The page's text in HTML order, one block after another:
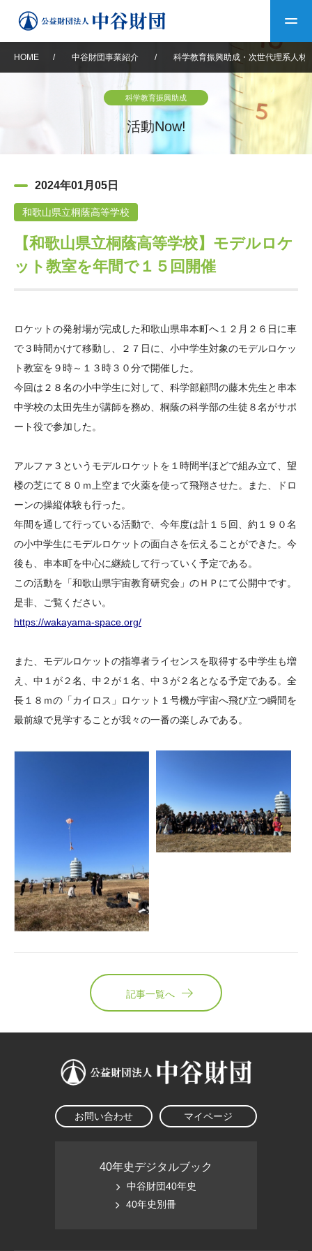
中谷財団について
設立趣意書
沿革 40年史デジタルブック
中谷財団40年史
役員・評議員 公開情報
年報一覧 中谷財団レポート
中谷財団事業紹介
神戸賞 長期大型研究助成
大学院生奨学金
国際学生交流プログラ
ム
科学教育振興助成・
次世代理系人材育成プ
ログラム助成
中谷財団動画紹介
その他情報
アクセス よくあるご質問
サイトマップ 中谷財団アーカイブ
日本語 English
HOME / 中谷財団事業紹介 / 科学教育振興助成・次世代理系人材
科学教育振興助成
活動Now!
2024年01月05日
和歌山県立桐蔭高等学校
【和歌山県立桐蔭高等学校】モデルロケ
ット教室を年間で１５回開催
ロケットの発射場が完成した和歌山県串本町へ１２月２６日に車
で３時間かけて移動し、２７日に、小中学生対象のモデルロケッ
ト教室を９時～１３時３０分で開催した。
今回は２８名の小中学生に対して、科学部顧問の藤木先生と串本
中学校の太田先生が講師を務め、桐蔭の科学部の生徒８名がサポ
ート役で参加した。
アルファ３というモデルロケットを１時間半ほどで組み立て、望
楼の芝にて８０ｍ上空まで火薬を使って飛翔させた。また、ドロ
ーンの操縦体験も行った。
年間を通して行っている活動で、今年度は計１５回、約１９０名
の小中学生にモデルロケットの面白さを伝えることができた。今
後も、串本町を中心に継続して行っていく予定である。
この活動を「和歌山県宇宙教育研究会」のＨＰにて公開中です。
是非、ご覧ください。
https://wakayama-space.org/
また、モデルロケットの指導者ライセンスを取得する中学生も増
え、中１が２名、中２が１名、中３が２名となる予定である。全
長１８ｍの「カイロス」ロケット１号機が宇宙へ飛び立つ瞬間を
最前線で見学することが我々の一番の楽しみである。
記事一覧へ
お問い合わせ マイページ
40年史デジタルブック
中谷財団40年史
40年史別冊